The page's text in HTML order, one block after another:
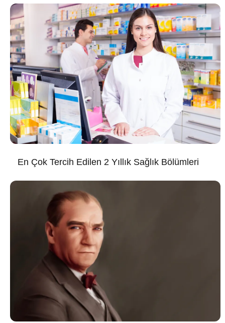
En Çok Tercih Edilen 2 Yıllık Sağlık Bölümleri